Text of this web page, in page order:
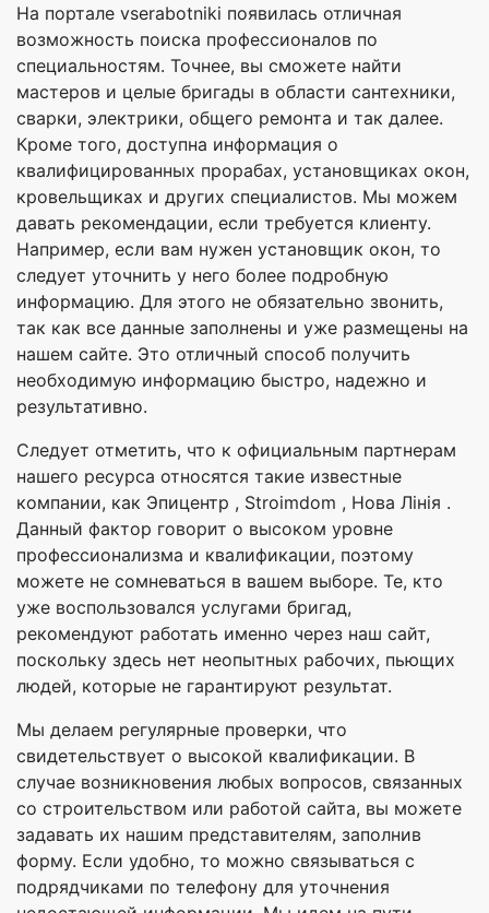
На портале vserabotniki появилась отличная
возможность поиска профессионалов по
специальностям. Точнее, вы сможете найти
мастеров и целые бригады в области сантехники,
сварки, электрики, общего ремонта и так далее.
Кроме того, доступна информация о
квалифицированных прорабах, установщиках окон,
кровельщиках и других специалистов. Мы можем
давать рекомендации, если требуется клиенту.
Например, если вам нужен установщик окон, то
следует уточнить у него более подробную
информацию. Для этого не обязательно звонить,
так как все данные заполнены и уже размещены на
нашем сайте. Это отличный способ получить
необходимую информацию быстро, надежно и
результативно.
Следует отметить, что к официальным партнерам
нашего ресурса относятся такие известные
компании, как Эпицентр , Stroimdom , Нова Лінія .
Данный фактор говорит о высоком уровне
профессионализма и квалификации, поэтому
можете не сомневаться в вашем выборе. Те, кто
уже воспользовался услугами бригад,
рекомендуют работать именно через наш сайт,
поскольку здесь нет неопытных рабочих, пьющих
людей, которые не гарантируют результат.
Мы делаем регулярные проверки, что
свидетельствует о высокой квалификации. В
случае возникновения любых вопросов, связанных
со строительством или работой сайта, вы можете
задавать их нашим представителям, заполнив
форму. Если удобно, то можно связываться с
подрядчиками по телефону для уточнения